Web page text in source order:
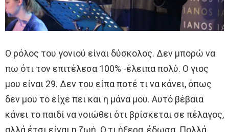
Ο ρόλος του γονιού είναι δύσκολος. Δεν μπορώ να
πω ότι τον επιτέλεσα 100% -έλειπα πολύ. Ο γιος
μου είναι 29. Δεν του είπα ποτέ τι να κάνει, όπως
δεν μου το είχε πει και η μάνα μου. Αυτό βέβαια
κάνει το παιδί να νοιώθει ότι βρίσκεται σε πέλαγος,
αλλά έτσι είναι η ζωή. Ο,τι ήξερα, έδωσα. Πολλά